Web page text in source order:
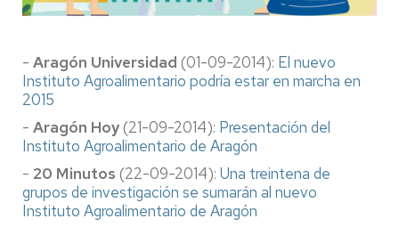
- Aragón Universidad (01-09-2014): El nuevo
Instituto Agroalimentario podría estar en marcha en
2015
- Aragón Hoy(21-09-2014): Presentación del
Instituto Agroalimentario de Aragón
- 20 Minutos (22-09-2014): Una treintena de
grupos de investigación se sumarán al nuevo
Instituto Agroalimentario de Aragón